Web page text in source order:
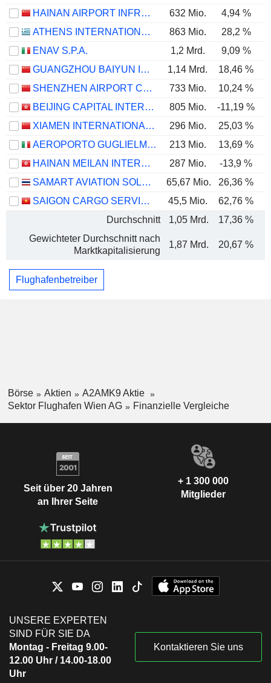
HAINAN AIRPORT INFRASTRUCTURE CO., LTD
632 Mio. 4,94 %
ATHENS INTERNATIONAL AIRPORT AE
863 Mio. 28,2 %
ENAV S.P.A.
1,2 Mrd. 9,09 %
GUANGZHOU BAIYUN INTERNATIONAL AIRPORT COMPANY LIMITED
1,14 Mrd. 18,46 %
SHENZHEN AIRPORT CO., LTD.
733 Mio. 10,24 %
BEIJING CAPITAL INTERNATIONAL AIRPORT COMPANY LIMITED
805 Mio. -11,19 %
XIAMEN INTERNATIONAL AIRPORT CO.,LTD
296 Mio. 25,03 %
AEROPORTO GUGLIELMO MARCONI DI BOLOGNA S.P.A.
213 Mio. 13,69 %
HAINAN MEILAN INTERNATIONAL AIRPORT COMPANY LIMITED
287 Mio. -13,9 %
SAMART AVIATION SOLUTIONS
65,67 Mio. 26,36 %
SAIGON CARGO SERVICE CORPORATION
45,5 Mio. 62,76 %
Durchschnitt
1,05 Mrd. 17,36 %
Gewichteter Durchschnitt nach
Marktkapitalisierung
1,87 Mrd. 20,67 %
Flughafenbetreiber
Börse Aktien
A2AMK9 Aktie
Sektor Flughafen Wien AG
Finanzielle Vergleiche
Seit über 20 Jahren
an Ihrer Seite
+ 1 300 000
Mitglieder
UNSERE EXPERTEN
SIND FÜR SIE DA
Montag - Freitag 9.00-
12.00 Uhr / 14.00-18.00
Uhr
Kontaktieren Sie uns